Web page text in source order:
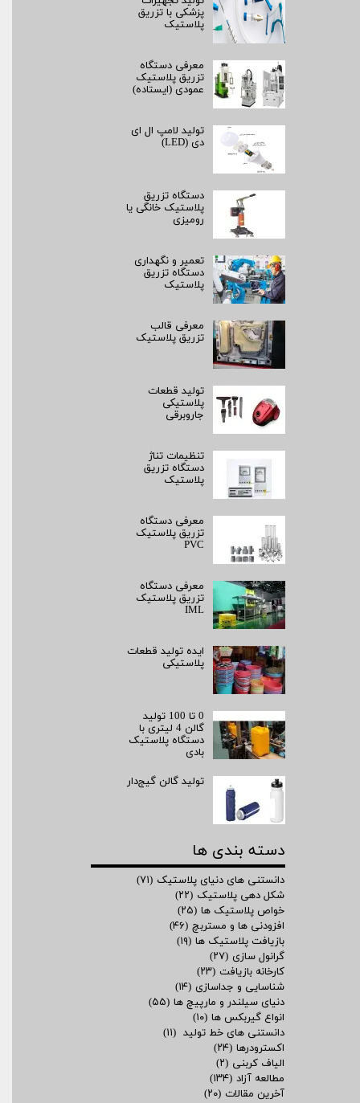
پزشکی با تزریق
پلاستیک
معرفی دستگاه
تزریق پلاستیک
عمودی (ایستاده)
تولید لامپ ال ای
دی (LED)
دستگاه تزریق
پلاستیک خانگی یا
رومیزی
تعمیر و نگهداری
دستگاه تزریق
پلاستیک
معرفی قالب
تزریق پلاستیک
تولید قطعات
پلاستیکی
جاروبرقی
تنظیمات تناژ
دستگاه تزریق
پلاستیک
معرفی دستگاه
تزریق پلاستیک
PVC
معرفی دستگاه
تزریق پلاستیک
IML
ایده تولید قطعات
پلاستیکی
0 تا 100 تولید
گالن 4 لیتری با
دستگاه پلاستیک
بادی
تولید گالن گیج‌دار
دسته بندی ها
دانستنی های دنیای پلاستیک (۷۱)
شکل دهی پلاستیک (۲۲)
خواص پلاستیک ها (۲۵)
افزودنی ها و مستربچ (۴۶)
بازیافت پلاستیک ها (۱۹)
گرانول سازی (۲۷)
کارخانه بازیافت (۲۳)
شناسایی و جداسازی (۱۴)
دنیای سیلندر و مارپیچ ها (۵۵)
انواع گیربکس ها (۱۰)
دانستنی های خط تولید (۱۱)
اکسترودرها (۲۴)
الیاف کربنی (۲)
مطالعه آزاد (۱۳۴)
آخرین مقالات (۲۰)